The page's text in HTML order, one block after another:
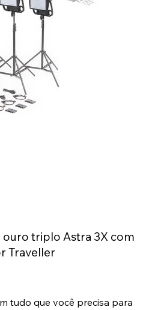
triplo Astra 3X com
Traveller
tudo que você precisa para